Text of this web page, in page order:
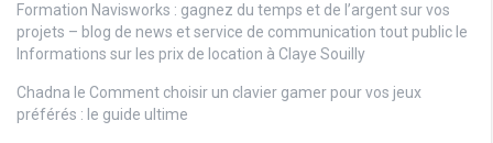
Formation Navisworks : gagnez du temps et de l’argent sur vos
projets – blog de news et service de communication tout public le
Informations sur les prix de location à Claye Souilly
Chadna le Comment choisir un clavier gamer pour vos jeux
préférés : le guide ultime